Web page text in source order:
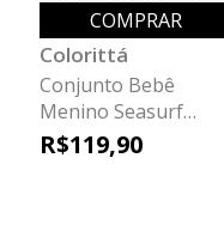
COMPRAR
Colorittá
Conjunto Bebê
Menino Seasurf
Colorittá Laranja
R$119,90